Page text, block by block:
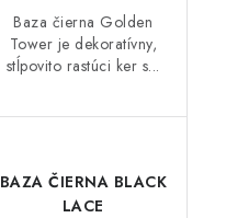
Baza čierna Golden
Tower je dekoratívny,
stĺpovito rastúci ker s...
BAZA ČIERNA BLACK
LACE